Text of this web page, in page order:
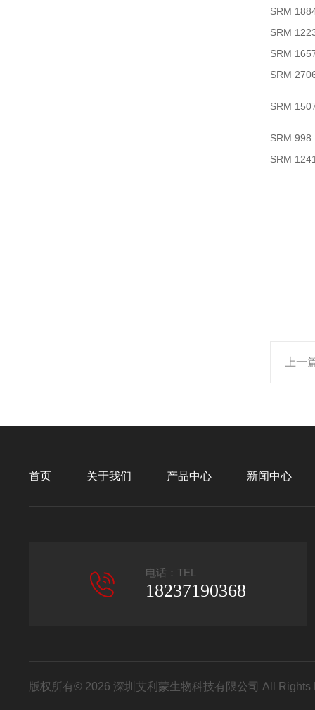
SRM
SRM
SRM
SRM
SRM
SRM 998
SRM
上一
首页 关于我们 产品中心 新闻中心
电话：TEL
18237190368
版权所有© 2026 深圳艾利蒙生物科技有限公司 All